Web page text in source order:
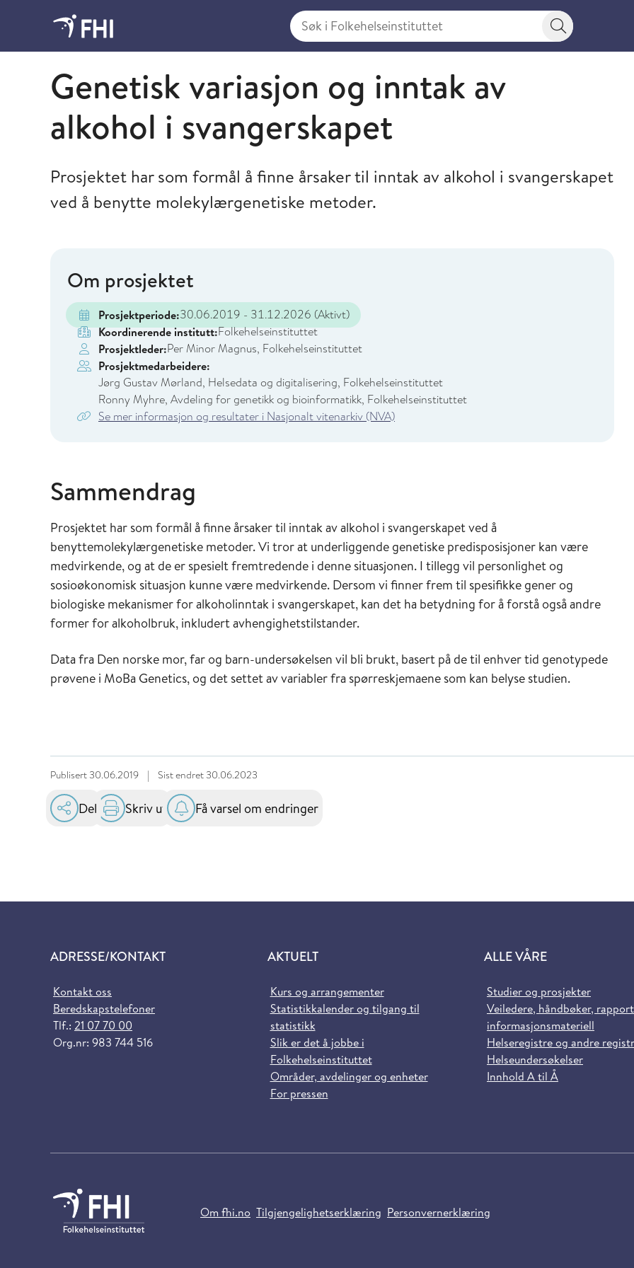
Søk i Folkehelseinstituttet
Søkeknapp
Folkehelseinstituttet
Genetisk variasjon og inntak av
alkohol i svangerskapet
Prosjektet har som formål å finne årsaker til inntak av alkohol i svangerskapet
ved å benytte molekylærgenetiske metoder.
Om prosjektet
Prosjektperiode:30.06.2019 - 31.12.2026 (Aktivt)
Koordinerende institutt:Folkehelseinstituttet
Prosjektleder:Per Minor Magnus, Folkehelseinstituttet
Prosjektmedarbeidere:
Jørg Gustav Mørland, Helsedata og digitalisering, Folkehelseinstituttet
Ronny Myhre, Avdeling for genetikk og bioinformatikk, Folkehelseinstituttet
Se mer informasjon og resultater i Nasjonalt vitenarkiv (NVA)
Sammendrag
Prosjektet har som formål å finne årsaker til inntak av alkohol i svangerskapet ved å
benyttemolekylærgenetiske metoder. Vi tror at underliggende genetiske predisposisjoner kan være
medvirkende, og at de er spesielt fremtredende i denne situasjonen. I tillegg vil personlighet og
sosioøkonomisk situasjon kunne være medvirkende. Dersom vi finner frem til spesifikke gener og
biologiske mekanismer for alkoholinntak i svangerskapet, kan det ha betydning for å forstå også andre
former for alkoholbruk, inkludert avhengighetstilstander.
Data fra Den norske mor, far og barn-undersøkelsen vil bli brukt, basert på de til enhver tid genotypede
prøvene i MoBa Genetics, og det settet av variabler fra spørreskjemaene som kan belyse studien.
Publisert 30.06.2019 | Sist endret 30.06.2023
Del Skriv ut Få varsel om endringer
ADRESSE/KONTAKT
Kontakt oss
Beredskapstelefoner
Tlf.: 21 07 70 00
Org.nr: 983 744 516
AKTUELT
Kurs og arrangementer
Statistikkalender og tilgang til
statistikk
Slik er det å jobbe i
Folkehelseinstituttet
Områder, avdelinger og enheter
For pressen
ALLE VÅRE
Studier og prosjekter
Veiledere, håndbøker,
informasjonsmateriell
Helseregistre og andre
Helseundersøkelser
Innhold A til Å
Om fhi.no Tilgjengelighetserklæring Personvernerklæring